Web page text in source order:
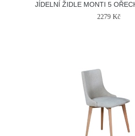
JÍDELNÍ ŽIDLE MONTI 5
2279 Kč